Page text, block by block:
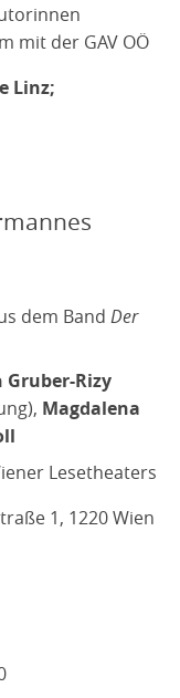
mit der GAV OÖ
Linz;
dem Band Der
Gruber-Rizy
Magdalena
Lesetheaters
1, 1220 Wien